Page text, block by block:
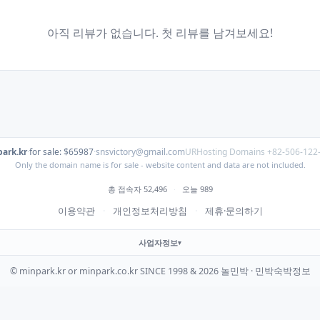
아직 리뷰가 없습니다. 첫 리뷰를 남겨보세요!
·for sale: $65987·snsvictory@gmail.comURHosting Domains +82-506-
Only the domain name is for sale - website content and data are not included.
총 접속자 52,496 · 오늘 989
이용약관 · 개인정보처리방침 · 제휴·문의하기
사업자정보
© minpark.kr or minpark.co.kr SINCE 1998 & 2026 놀민박 · 민박숙박정보